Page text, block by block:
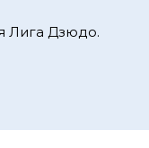
Лига Дзюдо.